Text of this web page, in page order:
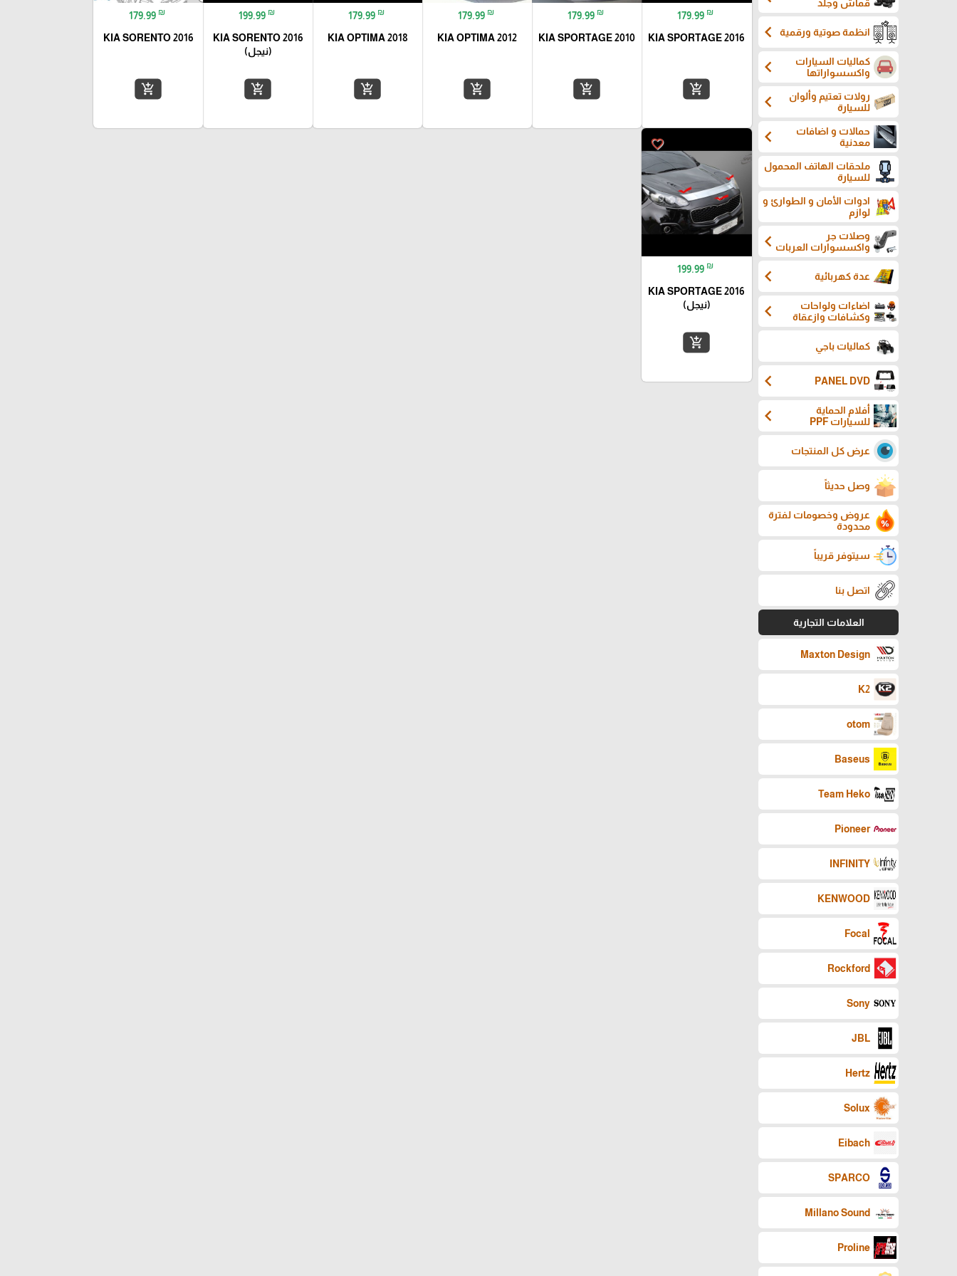
قماش وجلد
انظمة صوتية ورقمية chevron_left
كماليات السيارات
واكسسواراتها
chevron_left
رولات تعتيم وألوان
للسيارة
chevron_left
حمالات و اضافات
معدنية
chevron_left
ملحقات الهاتف المحمول
للسيارة
ادوات الأمان و الطوارئ و
لوازم
وصلات جر
واكسسوارات العرباتchevron_left
عدة كهربائية chevron_left
اضاءات ولواحات
وكشافات وازعقاة
chevron_left
كماليات باجي
PANEL DVD
chevron_left
أفلام الحماية
للسيارات PPF
chevron_left
عرض كل المنتجات
وصل حديثاً
عروض وخصومات لفترة
محدودة
سيتوفر قريباً
اتصل بنا
العلامات التجارية
Maxton Design
K2
otom
Baseus
Team Heko
Pioneer
INFINITY
KENWOOD
Focal
Rockford
Sony
JBL
Hertz
Solux
Eibach
SPARCO
Millano Sound
Proline
179.99 ₪
KIA SPORTAGE 2016
add_shopping_cart
179.99 ₪
KIA SPORTAGE 2010
add_shopping_cart
179.99 ₪
KIA OPTIMA 2012
add_shopping_cart
179.99 ₪
KIA OPTIMA 2018
add_shopping_cart
199.99 ₪
KIA SORENTO 2016
(نيجل)
add_shopping_cart
179.99 ₪
KIA SORENTO 2016
add_shopping_cart
favorite_border
199.99 ₪
KIA SPORTAGE 2016
(نيجل)
add_shopping_cart